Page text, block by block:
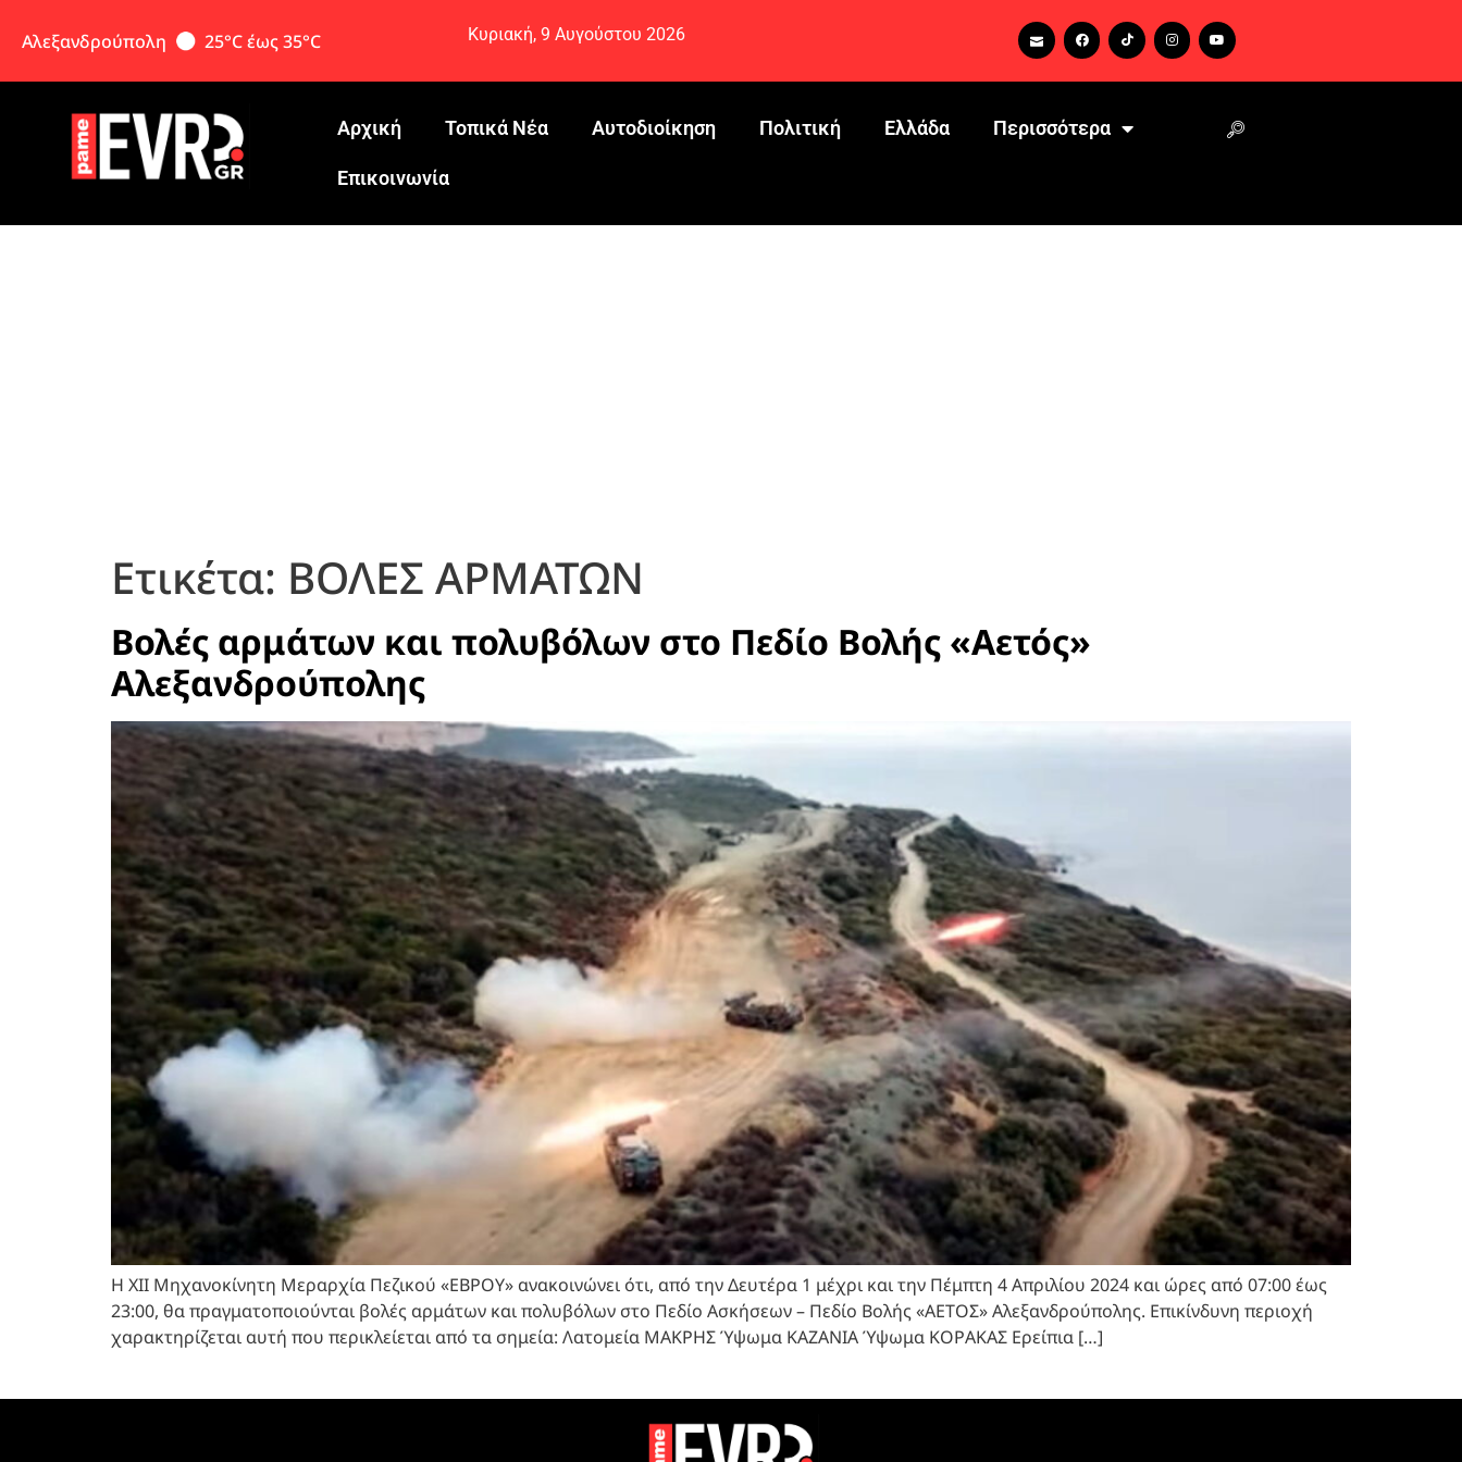
Αλεξανδρούπολη 25°C έως 35°C Κυριακή, 9 Αυγούστου 2026
Αρχική Τοπικά Νέα Αυτοδιοίκηση Πολιτική Ελλάδα Περισσότερα
Eπικοινωνία
Ετικέτα: ΒΟΛΕΣ ΑΡΜΑΤΩΝ
Βολές αρμάτων και πολυβόλων στο Πεδίο Βολής «Αετός»
Αλεξανδρούπολης
Η ΧΙΙ Μηχανοκίνητη Μεραρχία Πεζικού «ΕΒΡΟΥ» ανακοινώνει ότι, από την Δευτέρα 1 μέχρι και την Πέμπτη 4 Απριλίου 2024 και ώρες από 07:00 έως
23:00, θα πραγματοποιούνται βολές αρμάτων και πολυβόλων στο Πεδίο Ασκήσεων – Πεδίο Βολής «ΑΕΤΟΣ» Αλεξανδρούπολης. Επικίνδυνη περιοχή
χαρακτηρίζεται αυτή που περικλείεται από τα σημεία: Λατομεία ΜΑΚΡΗΣ Ύψωμα ΚΑΖΑΝΙΑ Ύψωμα ΚΟΡΑΚΑΣ Ερείπια […]